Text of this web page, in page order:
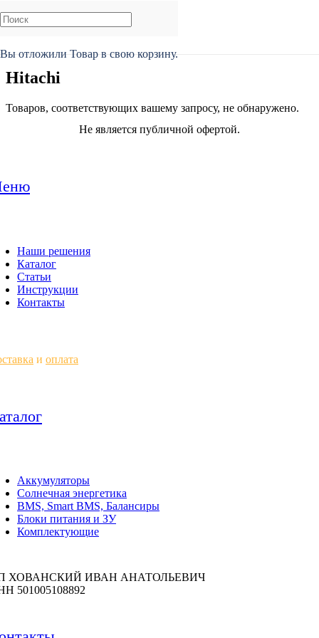
Вы отложили Товар в свою корзину.
Главная Бренды
Hitachi
Товаров, соответствующих вашему запросу, не обнаружено.
Не является публичной офертой.
Наши решения
Каталог
Статьи
Инструкции
Контакты
и оплата
Аккумуляторы
Солнечная энергетика
BMS, Smart BMS, Балансиры
Блоки питания и ЗУ
Комплектующие
ХОВАНСКИЙ ИВАН АНАТОЛЬЕВИЧ
501005108892